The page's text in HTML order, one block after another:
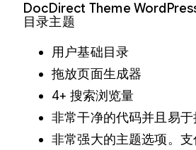
DocDirect Theme
目录主题
用户基础目录
拖放页面生成器
4+ 搜索浏览量
非常干净的代码并且易于
非常强大的主题选项。